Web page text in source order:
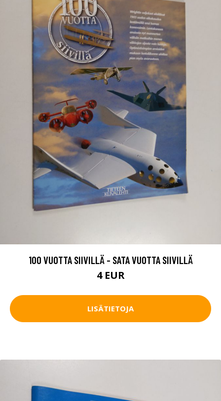
100 VUOTTA SIIVILLÄ - SATA VUOTTA SIIVILLÄ
4 EUR
LISÄTIETOJA